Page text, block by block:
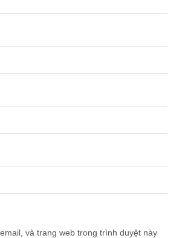
và trang web trong trình duyệt này